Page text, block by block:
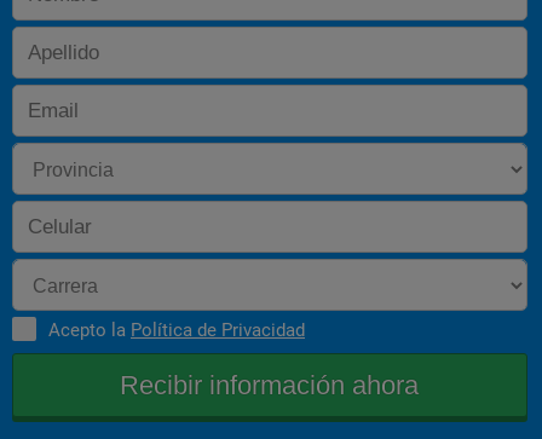
Acepto la Política de Privacidad